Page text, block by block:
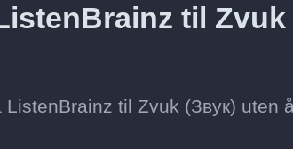
til Zvuk
til Zvuk (Звук) uten